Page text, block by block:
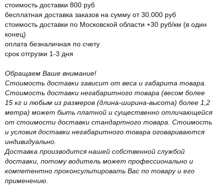
стоимость доставки 800 руб
бесплатная доставка заказов на сумму от 30.000 руб
стоимость доставки по Московской области +30 руб/км (в один
конец)
оплата безналичная по счету
срок отгрузки 1-3 дня
Обращаем Ваше внимание!
Стоимость доставки зависит от веса и габарита товара.
Стоимость доставки негабаритного товара (весом более
15 кг и любым из размеров (длина-ширина-высота) более 1,2
метра) может быть платной и существенно отличающейся
от стоимости доставки стандартного товара. Стоимость
и условия доставки негабаритного товара оговариваются
индивидуально.
Доставка производится нашей собственной службой
доставки, потому водитель может профессионально и
компетентно проконсультировать Вас по товару и его
применению.